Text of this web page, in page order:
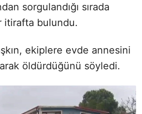
sorgulandığı sırada
itirafta bulundu.
ekiplere evde annesini
öldürdüğünü söyledi.